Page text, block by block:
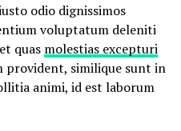
odio dignissimos
voluptatum deleniti
quas molestias excepturi
provident, similique sunt in
animi, id est laborum